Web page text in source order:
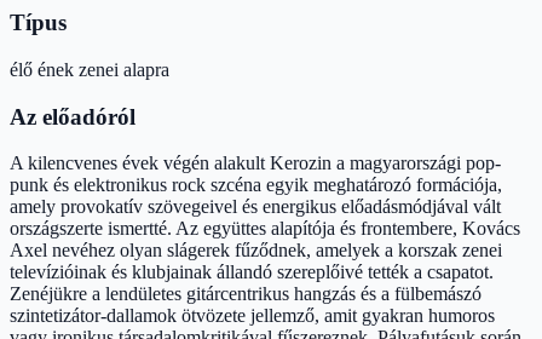
Típus
élő ének zenei alapra
Az előadóról
A kilencvenes évek végén alakult Kerozin a magyarországi pop-
punk és elektronikus rock szcéna egyik meghatározó formációja,
amely provokatív szövegeivel és energikus előadásmódjával vált
országszerte ismertté. Az együttes alapítója és frontembere, Kovács
Axel nevéhez olyan slágerek fűződnek, amelyek a korszak zenei
televízióinak és klubjainak állandó szereplőivé tették a csapatot.
Zenéjükre a lendületes gitárcentrikus hangzás és a fülbemászó
szintetizátor-dallamok ötvözete jellemző, amit gyakran humoros